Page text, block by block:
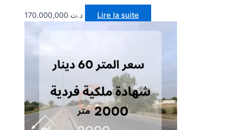
د.ت Lire la suite